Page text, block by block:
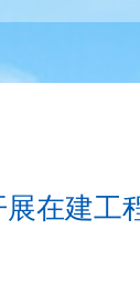
在建工